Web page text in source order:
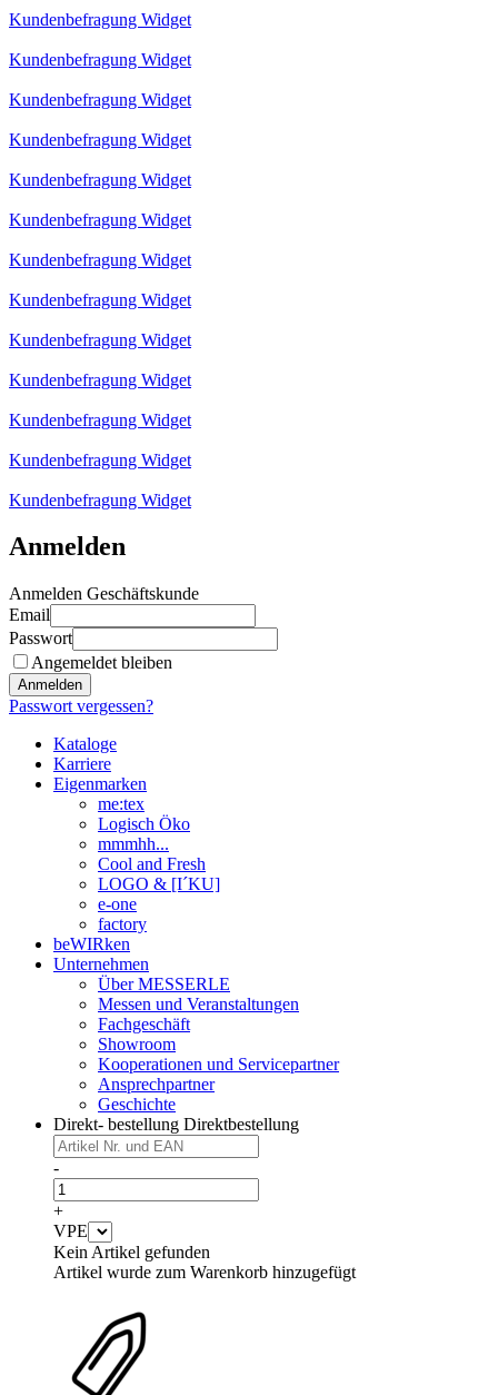
Kundenbefragung Widget
Kundenbefragung Widget
Kundenbefragung Widget
Kundenbefragung Widget
Kundenbefragung Widget
Kundenbefragung Widget
Kundenbefragung Widget
Kundenbefragung Widget
Kundenbefragung Widget
Kundenbefragung Widget
Kundenbefragung Widget
Kundenbefragung Widget
Kundenbefragung Widget
Anmelden
Anmelden Geschäftskunde
Email
Passwort
Angemeldet bleiben
Anmelden
Passwort vergessen?
Kataloge
Karriere
Eigenmarken
me:tex
Logisch Öko
mmmhh...
Cool and Fresh
LOGO & [I´KU]
e-one
factory
beWIRken
Unternehmen
Über MESSERLE
Messen und Veranstaltungen
Fachgeschäft
Showroom
Kooperationen und Servicepartner
Ansprechpartner
Geschichte
Direkt- bestellung Direktbestellung
-
+
VPE
Kein Artikel gefunden
Artikel wurde zum Warenkorb hinzugefügt